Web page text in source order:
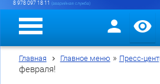
8 978 097 18 11 (аварийная служба)
Главная Главное меню » Пресс-
февраля!